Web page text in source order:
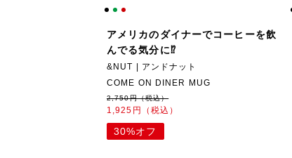
アメリカのダイナーでコーヒーを飲
んでる気分に⁉︎
&NUT | アンドナット
COME ON DINER MUG
2,750円（税込）
1,925円（税込）
30%オフ